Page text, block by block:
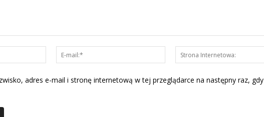
Nazwa:*
mail:*
adres e-mail i stronę internetową w tej przeglądarce na następny raz, gdy